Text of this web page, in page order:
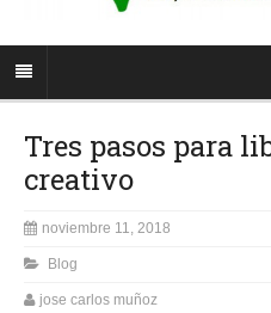
Tres pasos para
creativo
noviembre 11, 2018
Blog
jose carlos muñoz